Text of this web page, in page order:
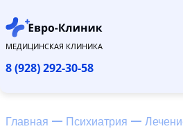
МЕДИЦИНСКАЯ КЛИНИКА
8 (928) 292-30-58
Главная Психиатрия